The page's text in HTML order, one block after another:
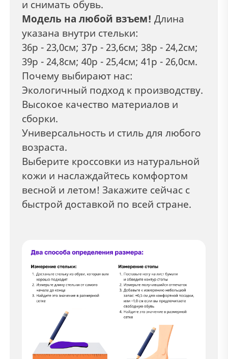
и снимать обувь.
Модель на любой взъем! Длина
указана внутри стельки:
36р - 23,0см; 37р - 23,6см; 38р - 24,2см;
39р - 24,8см; 40р - 25,4см; 41р - 26,0см.
Почему выбирают нас:
Экологичный подход к производству.
Высокое качество материалов и
сборки.
Универсальность и стиль для любого
возраста.
Выберите кроссовки из натуральной
кожи и наслаждайтесь комфортом
весной и летом! Закажите сейчас с
быстрой доставкой по всей стране.